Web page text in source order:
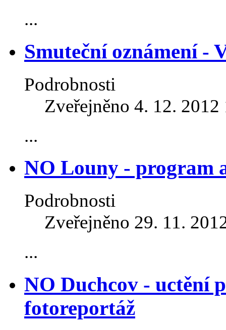
...
Smuteční oznámení -
Podrobnosti
Zveřejněno 4. 12. 2012
...
NO Louny - program
Podrobnosti
Zveřejněno 29. 11.
...
NO Duchcov - uctění
fotoreportáž